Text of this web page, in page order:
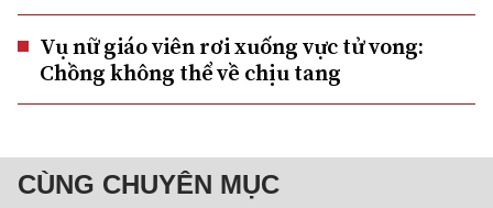
Vụ nữ giáo viên rơi xuống vực tử vong:
Chồng không thể về chịu tang
CÙNG CHUYÊN MỤC